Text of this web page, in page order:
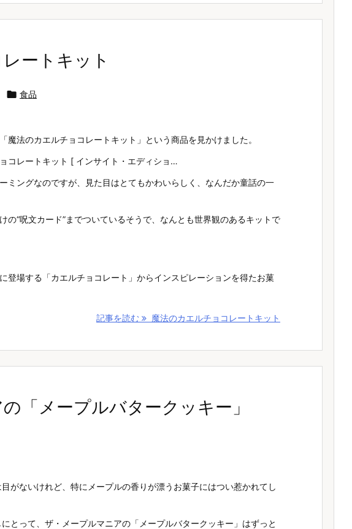
ートキット
 食品
魔法のカエルチョコレートキット」という商品を見かけました。
コレートキット [ インサイト・エディショ…
ミングなのですが、見た目はとてもかわいらしく、なんだか童話の一
の“呪文カード”までついているそうで、なんとも世界観のあるキットで
登場する「カエルチョコレート」からインスピレーションを得たお菓
記事を読む 魔法のカエルチョコレートキット
「メープルバタークッキー」
がないけれど、特にメープルの香りが漂うお菓子にはつい惹かれてし
とって、ザ・メープルマニアの「メープルバタークッキー」はずっと